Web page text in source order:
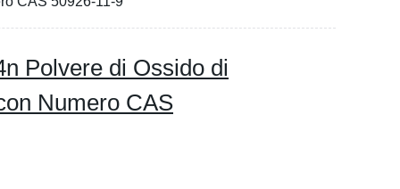
Polvere di Ossido di
Numero CAS